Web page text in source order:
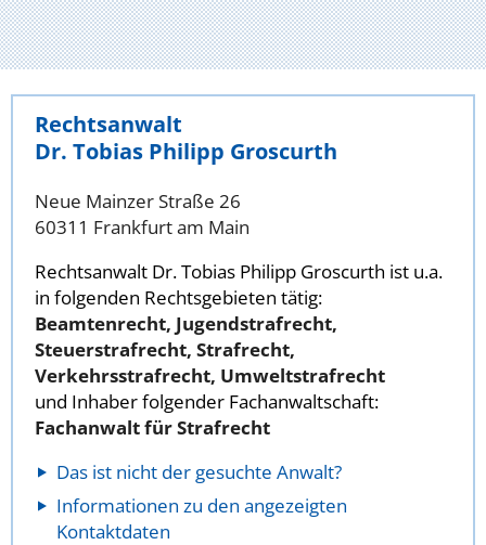
Rechtsanwalt
Dr. Tobias Philipp Groscurth
Neue Mainzer Straße 26
60311 Frankfurt am Main
Rechtsanwalt Dr. Tobias Philipp Groscurth ist u.a.
in folgenden Rechtsgebieten tätig:
Beamtenrecht, Jugendstrafrecht,
Steuerstrafrecht, Strafrecht,
Verkehrsstrafrecht, Umweltstrafrecht
und Inhaber folgender Fachanwaltschaft:
Fachanwalt für Strafrecht
Das ist nicht der gesuchte Anwalt?
Informationen zu den angezeigten
Kontaktdaten